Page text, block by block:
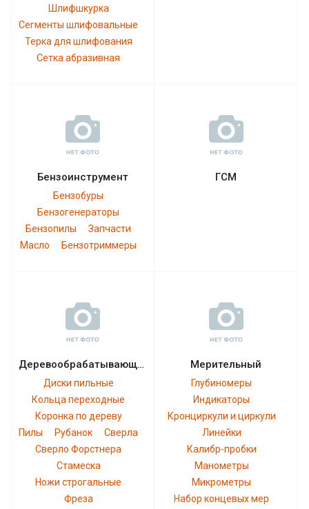
Шлифшкурка
Сегменты шлифовальные
Терка для шлифования
Сетка абразивная
Бензоинструмент
Бензобуры
Бензогенераторы
Бензопилы
Запчасти
Масло
Бензотриммеры
ГСМ
Деревообрабатывающий
Диски пильные
Кольца переходные
Коронка по дереву
Пилы
Рубанок
Сверла
Сверло Форстнера
Стамеска
Ножи строгальные
Фреза
Мерительный
Глубиномеры
Индикаторы
Кронциркули и циркули
Линейки
Калибр-пробки
Манометры
Микрометры
Набор концевых мер